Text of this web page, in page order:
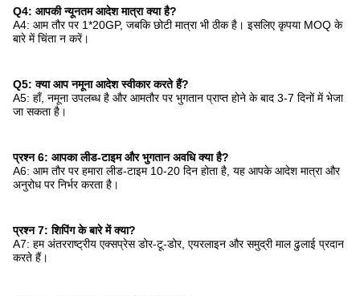
Q4: आपकी न्यूनतम आदेश मात्रा क्या है?
A4: आम तौर पर 1*20GP, जबकि छोटी मात्रा भी ठीक है। इसलिए कृपया MOQ के
बारे में चिंता न करें।
Q5: क्या आप नमूना आदेश स्वीकार करते हैं?
A5: हाँ, नमूना उपलब्ध है और आमतौर पर भुगतान प्राप्त होने के बाद 3-7 दिनों में भेजा
जा सकता है।
प्रश्न 6: आपका लीड-टाइम और भुगतान अवधि क्या है?
A6: आम तौर पर हमारा लीड-टाइम 10-20 दिन होता है, यह आपके आदेश मात्रा और
अनुरोध पर निर्भर करता है।
प्रश्न 7: शिपिंग के बारे में क्या?
A7: हम अंतरराष्ट्रीय एक्सप्रेस डोर-टू-डोर, एयरलाइन और समुद्री माल ढुलाई प्रदान
करते हैं।